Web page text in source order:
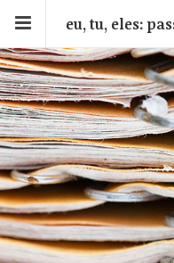
eu, tu, eles: